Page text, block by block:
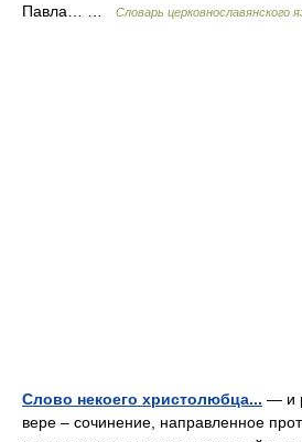
Павла… …
Словарь церковнославянского
Слово некоего христолюбца... — и
вере – сочинение, направленное